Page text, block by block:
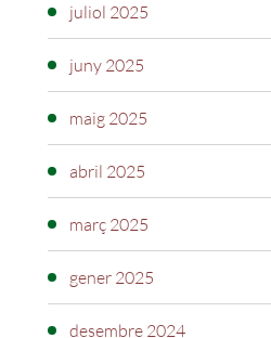
juliol 2025
juny 2025
maig 2025
abril 2025
març 2025
gener 2025
desembre 2024